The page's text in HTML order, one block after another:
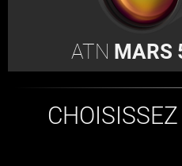
ATN MARS